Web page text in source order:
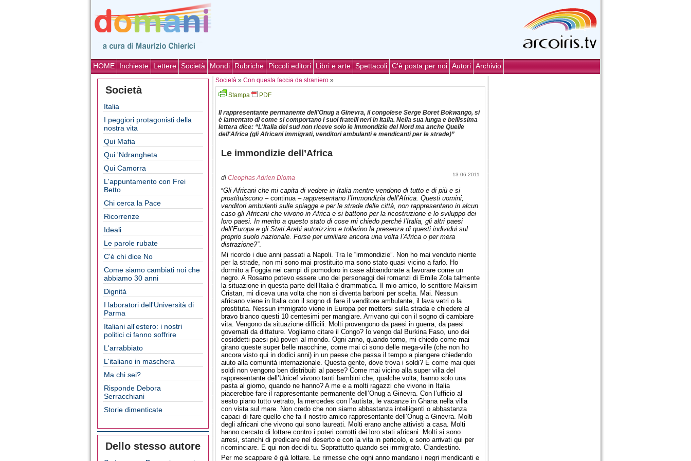
HOME Inchieste Lettere Società Mondi Rubriche Piccoli editori Libri e arte Spettacoli C'è posta per noi Autori Archivio
Società
Italia
I peggiori protagonisti della
nostra vita
Qui Mafia
Qui 'Ndrangheta
Qui Camorra
L'appuntamento con Frei
Betto
Chi cerca la Pace
Ricorrenze
Ideali
Le parole rubate
C'è chi dice No
Come siamo cambiati noi che
abbiamo 30 anni
Dignità
I laboratori dell'Università di
Parma
Italiani all'estero: i nostri
politici ci fanno soffrire
L'arrabbiato
L'italiano in maschera
Ma chi sei?
Risponde Debora
Serracchiani
Storie dimenticate
Dello stesso autore
Società » Con questa faccia da straniero »
Stampa PDF
Il rappresentante permanente dell'Onug a Ginevra, il congolese Serge Boret Bokwango, si
è lamentato di come si comportano i suoi fratelli neri in Italia. Nella sua lunga e bellissima
lettera dice: “L'Italia del sud non riceve solo le Immondizie del Nord ma anche Quelle
dell'Africa (gli Africani immigrati, venditori ambulanti e mendicanti per le strade)”
Le immondizie dell’Africa
13-06-2011
di Cleophas Adrien Dioma
“Gli Africani che mi capita di vedere in Italia mentre vendono di tutto e di più e si
prostituiscono – continua – rappresentano l’Immondizia dell’Africa. Questi uomini,
venditori ambulanti sulle spiagge e per le strade delle città, non rappresentano in alcun
caso gli Africani che vivono inAfrica e si battono per la ricostruzione e lo sviluppo dei
loro paesi. In merito a questo stato di cose mi chiedo perché l’Italia, gli altri paesi
dell’Europa e gli Stati Arabi autorizzino e tollerino la presenza di questi individui sul
proprio suolo nazionale. Forse per umiliare ancora una volta l’Africa o per mera
distrazione?”.
Mi ricordo i due anni passati a Napoli. Tra le “immondizie”. Non ho mai venduto niente
per la strade, non mi sono mai prostituito ma sono stato quasi vicino a farlo. Ho
dormito a Foggia nei campi di pomodoro in case abbandonate a lavorare come un
negro. A Rosarno potevo essere uno dei personaggi dei romanzi di Emile Zola talmente
la situazione in questa parte dell’Italia è drammatica. Il mio amico, lo scrittore Maksim
Cristan, mi diceva una volta che non si diventa barboni per scelta. Mai. Nessun
africano viene in Italia con il sogno di fare il venditore ambulante, il lava vetri o la
prostituta. Nessun immigrato viene in Europa per mettersi sulla strada e chiedere al
bravo bianco questi 10 centesimi per mangiare. Arrivano qui con il sogno di cambiare
vita. Vengono da situazione difficili. Molti provengono da paesi in guerra, da paesi
governati da dittature. Vogliamo citare il Congo? Io vengo dal Burkina Faso, uno dei
cosiddetti paesi più poveri al mondo. Ogni anno, quando torno, mi chiedo come mai
girano queste super belle macchine, come mai ci sono delle mega-ville (che non ho
ancora visto qui in dodici anni) in un paese che passa il tempo a piangere chiedendo
aiuto alla comunità internazionale. Questagente, dove trova i soldi? E come mai quei
soldi non vengono ben distribuiti al paese? Come mai vicino alla super villa del
rappresentante dell’Unicef vivono tanti bambini che, qualche volta, hanno solo una
pasta al giorno, quando ne hanno? A me e a molti ragazzi che vivono in Italia
piacerebbe fare il rappresentante permanente dell’Onug a Ginevra. Con l’ufficio al
sesto piano tutto vetrato, la mercedes con l’autista, le vacanze in Ghananella villa
con vista sul mare. Non credo che non siamo abbastanza intelligenti o abbastanza
capaci di fare quello che fa il nostro amico rappresentante dell’Onug a Ginevra. Molti
degli africani che vivono qui sono laureati. Molti erano anche attivisti a casa. Molti
hanno cercato di lottare contro i poteri corrotti dei loro stati africani. Molti si sono
arresi, stanchi di predicare nel deserto e con la vita in pericolo, e sono arrivati qui per
ricominciare. E qui non decidi tu. Soprattutto quando sei immigrato. Clandestino.
Per me scappare è già lottare. Le rimesse che ogni anno mandano i negri mendicanti e